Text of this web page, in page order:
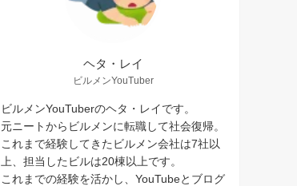
ヘタ・レイ
ビルメンYouTuber
ビルメンYouTuberのヘタ・レイです。
元ニートからビルメンに転職して社会復帰。
これまで経験してきたビルメン会社は7社以
上、担当したビルは20棟以上です。
これまでの経験を活かし、YouTubeとブログ